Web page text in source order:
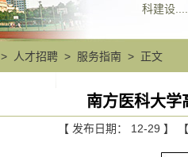
科建设
> 人才招聘 > 服务指南 > 正文
南方医科大学
【 发布日期： 12-29 】